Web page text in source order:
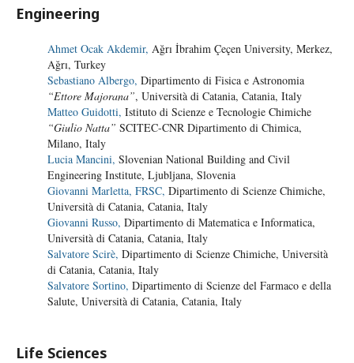
Engineering
Ahmet Ocak Akdemir, Ağrı İbrahim Çeçen University, Merkez,
Ağrı, Turkey
Sebastiano Albergo, Dipartimento di Fisica e Astronomia
“Ettore Majorana”, Università di Catania, Catania, Italy
Matteo Guidotti, Istituto di Scienze e Tecnologie Chimiche
“Giulio Natta” SCITEC-CNR Dipartimento di Chimica,
Milano, Italy
Lucia Mancini, Slovenian National Building and Civil
Engineering Institute, Ljubljana, Slovenia
Giovanni Marletta, FRSC, Dipartimento di Scienze Chimiche,
Università di Catania, Catania, Italy
Giovanni Russo, Dipartimento di Matematica e Informatica,
Università di Catania, Catania, Italy
Salvatore Scirè, Dipartimento di Scienze Chimiche, Università
di Catania, Catania, Italy
Salvatore Sortino, Dipartimento di Scienze del Farmaco e della
Salute, Università di Catania, Catania, Italy
Life Sciences